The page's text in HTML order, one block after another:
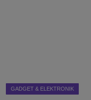
GADGET & ELEKTRONIK